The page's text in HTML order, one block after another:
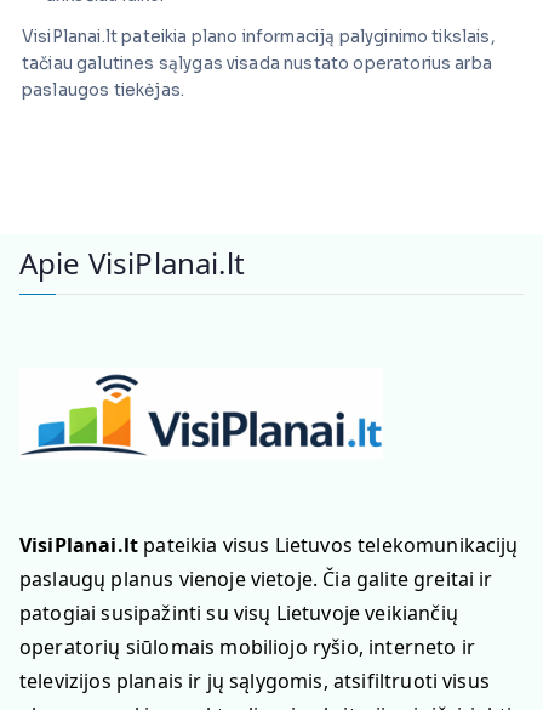
VisiPlanai.lt pateikia plano informaciją palyginimo tikslais,
tačiau galutines sąlygas visada nustato operatorius arba
paslaugos tiekėjas.
Apie VisiPlanai.lt
VisiPlanai.lt pateikia visus Lietuvos telekomunikacijų
paslaugų planus vienoje vietoje. Čia galite greitai ir
patogiai susipažinti su visų Lietuvoje veikiančių
operatorių siūlomais mobiliojo ryšio, interneto ir
televizijos planais ir jų sąlygomis, atsifiltruoti visus